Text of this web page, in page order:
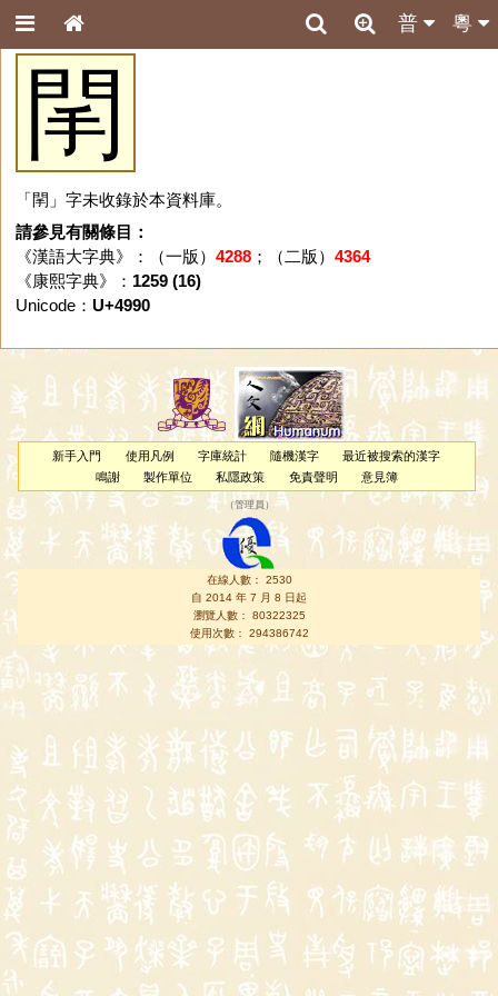
粵
普
䦐
「䦐」字未收錄於本資料庫。
請參見有關條目：
《漢語大字典》：（一版） 4288；（二版） 4364
《康熙字典》： 1259 (16)
Unicode： U+4990
新手入門 使用凡例 字庫統計 隨機漢字
最近被搜索的漢字
鳴謝
製作單位 私隱政策 免責聲明 意見簿
（管理員 ）
在線人數： 2530
自 2014 年 7 月 8 日起
瀏覽人數： 80322325
使用次數： 294386742